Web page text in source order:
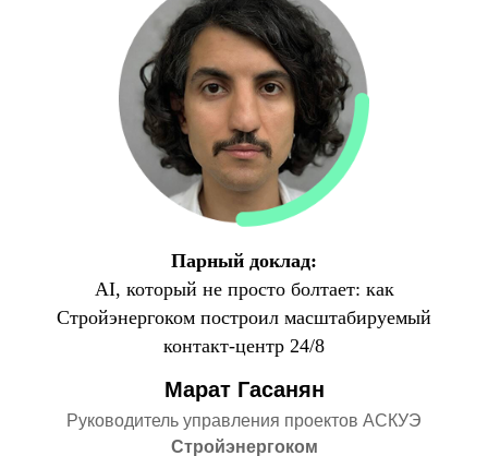
Парный доклад:
AI, который не просто болтает: как
Стройэнергоком построил масштабируемый
контакт-центр 24/8
Марат Гасанян
Руководитель управления проектов АСКУЭ
Стройэнергоком